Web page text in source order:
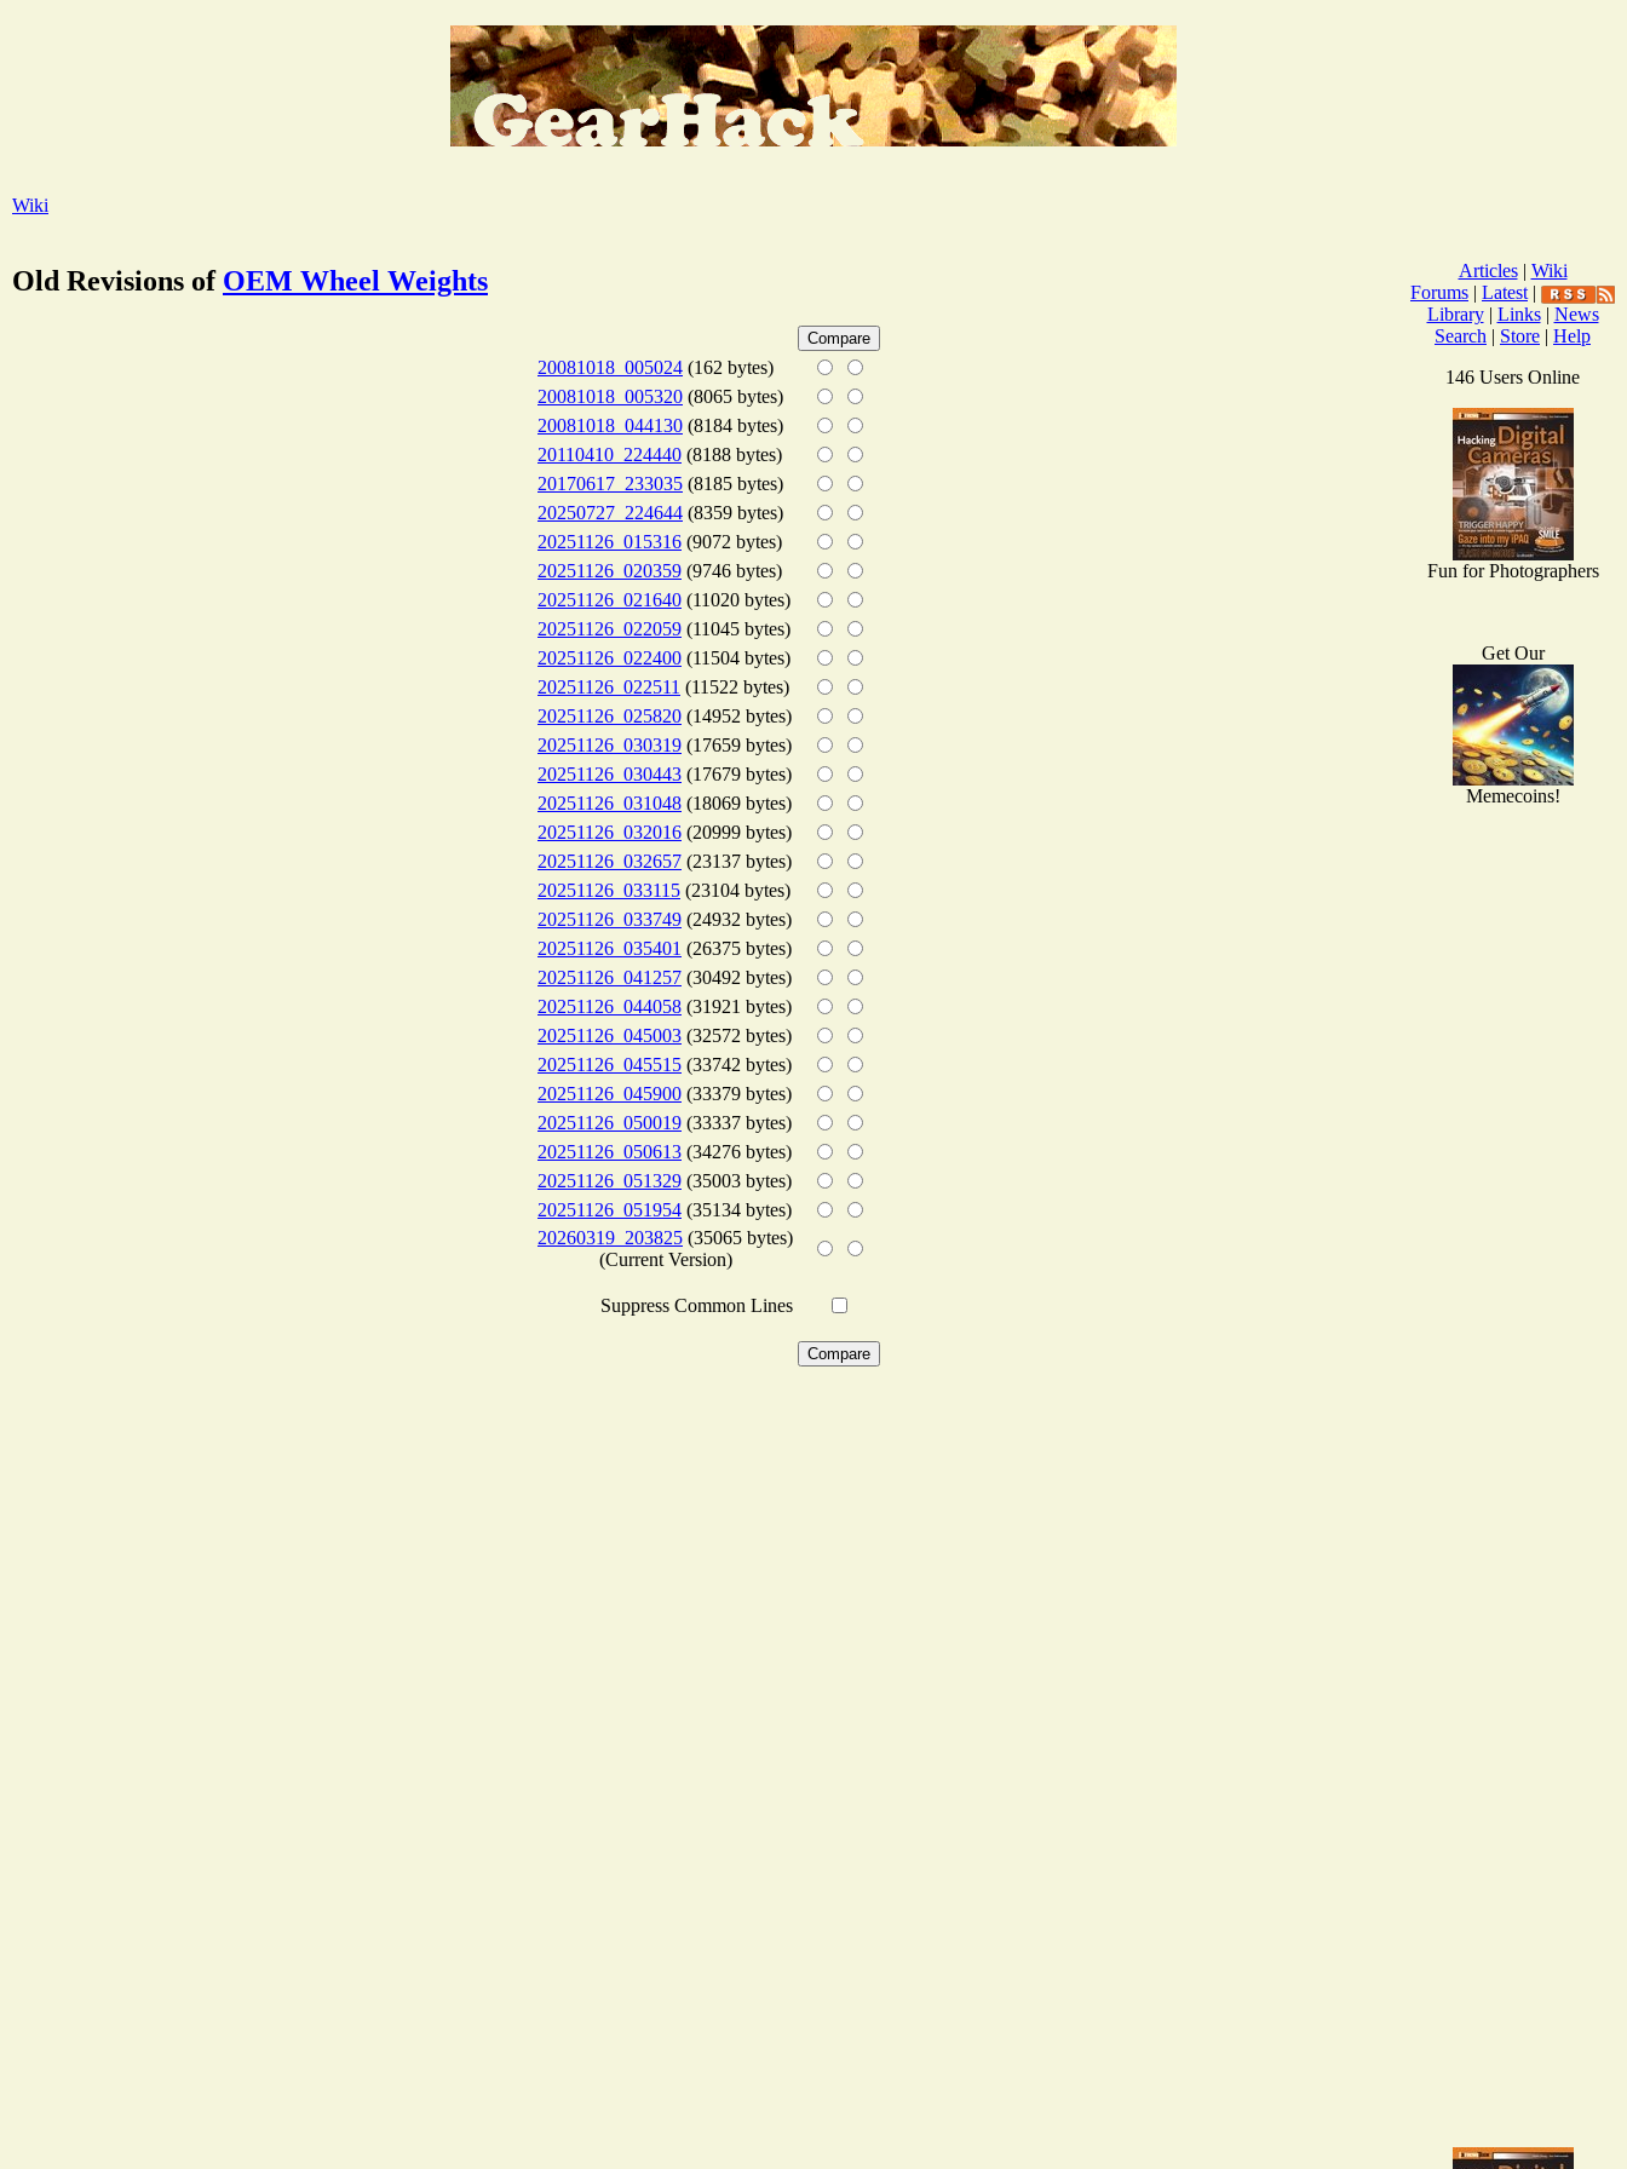
Wiki
Old Revisions of OEM Wheel Weights
20081018_005024 (162 bytes)
20081018_005320 (8065 bytes)
20081018_044130 (8184 bytes)
20110410_224440 (8188 bytes)
20170617_233035 (8185 bytes)
20250727_224644 (8359 bytes)
20251126_015316 (9072 bytes)
20251126_020359 (9746 bytes)
20251126_021640 (11020 bytes)
20251126_022059 (11045 bytes)
20251126_022400 (11504 bytes)
20251126_022511 (11522 bytes)
20251126_025820 (14952 bytes)
20251126_030319 (17659 bytes)
20251126_030443 (17679 bytes)
20251126_031048 (18069 bytes)
20251126_032016 (20999 bytes)
20251126_032657 (23137 bytes)
20251126_033115 (23104 bytes)
20251126_033749 (24932 bytes)
20251126_035401 (26375 bytes)
20251126_041257 (30492 bytes)
20251126_044058 (31921 bytes)
20251126_045003 (32572 bytes)
20251126_045515 (33742 bytes)
20251126_045900 (33379 bytes)
20251126_050019 (33337 bytes)
20251126_050613 (34276 bytes)
20251126_051329 (35003 bytes)
20251126_051954 (35134 bytes)
20260319_203825 (35065 bytes)
(Current Version)
Suppress Common Lines
Articles| Wiki
Forums | Latest |
Library| Links| News
Search | Store | Help
146 Users Online
Fun for Photographers
Get Our
Memecoins!